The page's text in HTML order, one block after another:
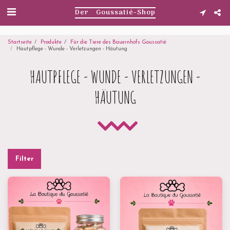
Der Goussatié-Shop
Startseite Produkte
Für die Tiere des Bauernhofs Goussatié
Hautpflege - Wunde - Verletzungen - Häutung
HAUTPFLEGE - WUNDE - VERLETZUNGEN -
HÄUTUNG
Filter